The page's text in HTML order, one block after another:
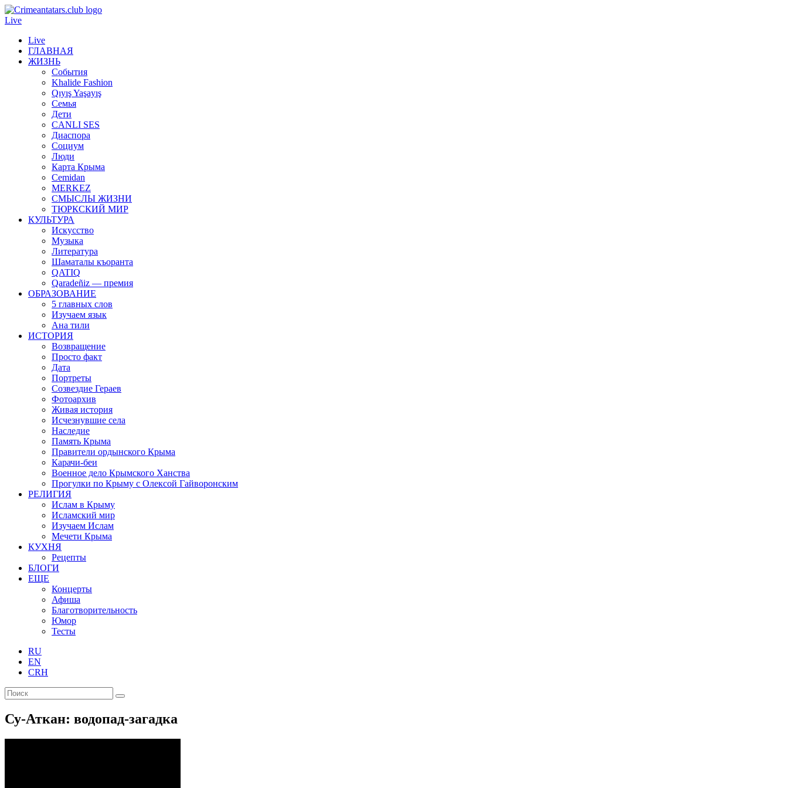
Live
Live
ГЛАВНАЯ
ЖИЗНЬ
События
Khalide Fashion
Qıyış Yaşayış
Семья
Дети
CANLI SES
Диаспора
Социум
Люди
Карта Крыма
Cemidan
МERKEZ
СМЫСЛЫ ЖИЗНИ
ТЮРКСКИЙ МИР
КУЛЬТУРА
Искусство
Музыка
Литература
Шаматалы къоранта
QATIQ
Qaradeñiz — премия
ОБРАЗОВАНИЕ
5 главных слов
Изучаем язык
Ана тили
ИСТОРИЯ
Возвращение
Просто факт
Дата
Портреты
Созвездие Гераев
Фотоархив
Живая история
Исчезнувшие села
Наследие
Память Крыма
Правители ордынского Крыма
Карачи-беи
Военное дело Крымского Ханства
Прогулки по Крыму с Олексой Гайворонским
РЕЛИГИЯ
Ислам в Крыму
Исламский мир
Изучаем Ислам
Мечети Крыма
КУХНЯ
Рецепты
БЛОГИ
ЕЩЕ
Концерты
Афиша
Благотворительность
Юмор
Тесты
RU
EN
CRH
Су-Аткан: водопад-загадка